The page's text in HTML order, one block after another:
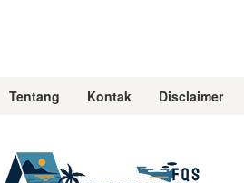
Tentang Kontak Disclaimer